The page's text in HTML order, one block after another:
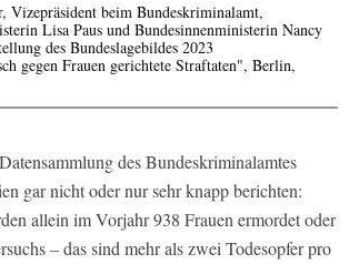
Vizepräsident beim Bundeskriminalamt,
Lisa Paus und Bundesinnenministerin Nancy
des Bundeslagebildes 2023
gegen Frauen gerichtete Straftaten", Berlin,
des Bundeskriminalamtes
gar nicht oder nur sehr knapp berichten:
allein im Vorjahr 938 Frauen ermordet oder
– das sind mehr als zwei Todesopfer pro